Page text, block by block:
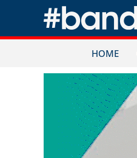
HOME